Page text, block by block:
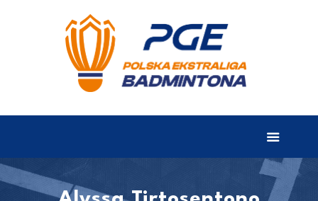
EKSTRALIGA
Aktualności
Tabela
Wyniki